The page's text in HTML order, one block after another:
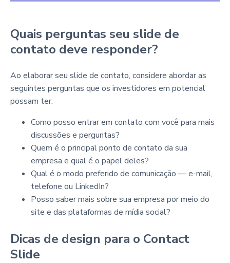
Quais perguntas seu slide de
contato deve responder?
Ao elaborar seu slide de contato, considere abordar as
seguintes perguntas que os investidores em potencial
possam ter:
Como posso entrar em contato com você para mais
discussões e perguntas?
Quem é o principal ponto de contato da sua
empresa e qual é o papel deles?
Qual é o modo preferido de comunicação — e-mail,
telefone ou LinkedIn?
Posso saber mais sobre sua empresa por meio do
site e das plataformas de mídia social?
Dicas de design para o Contact
Slide